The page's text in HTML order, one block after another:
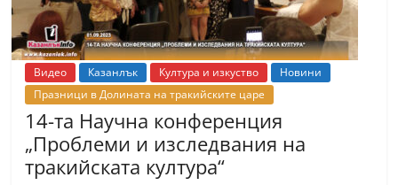
з
а
н
л
ъ
к
и
Видео Казанлък Култура и изкуство
Новини
Празници в Долината на тракийските царе
14-та Научна конференция
„Проблеми и изследвания на
тракийската култура“